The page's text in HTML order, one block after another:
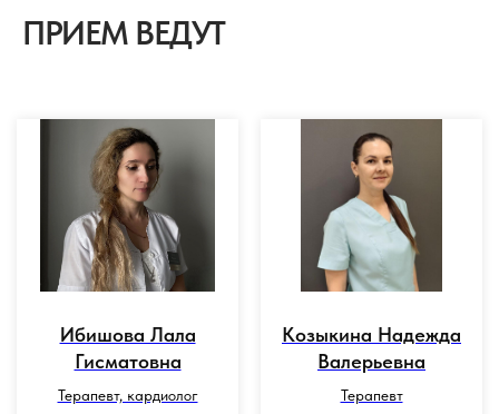
ПРИЕМ ВЕДУТ
Ибишова Лала
Гисматовна
Терапевт, кардиолог
Козыкина Надежда
Валерьевна
Терапевт